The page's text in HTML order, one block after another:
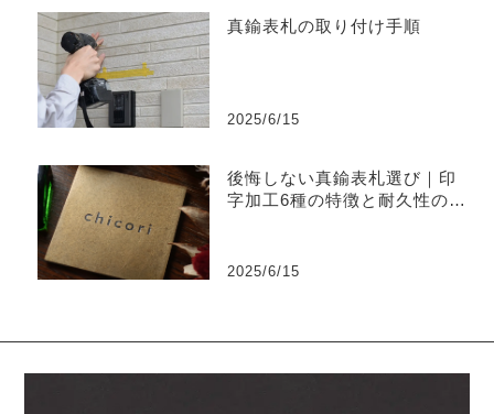
真鍮表札の取り付け手順
2025/6/15
後悔しない真鍮表札選び｜印
字加工6種の特徴と耐久性の違
2025/6/15